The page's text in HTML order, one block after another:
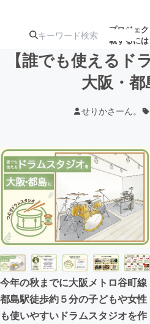
プロジェ
載するには
ターン
ジェクト
アート・写真
テクノロジー・ガジェ
映像・映画
ビジネス・起業
まちづくり・地域活性化
【誰でも使えるド
大阪・都
せりかさーん。
今年の秋までに大阪メトロ谷町線
都島駅徒歩約５分の子どもや女性
も使いやすいドラムスタジオを作